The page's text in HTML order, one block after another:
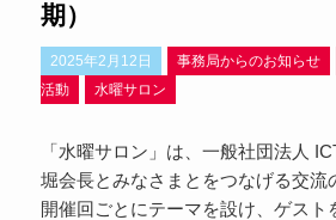
期）
2025年2月12日 事務局からのお知らせ
活動
水曜サロン
「水曜サロン」は、一般社団法人
堀会長とみなさまとをつなげる交流
開催回ごとにテーマを設け、ゲスト